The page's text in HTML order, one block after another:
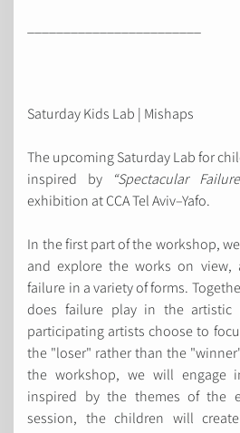
Saturday Kids Lab | Mishaps
The upcoming Saturday Lab for
inspired by
“Spectacular
exhibition at CCA Tel Aviv–Yafo.
In the first part of the workshop,
and explore the works on
failure in a variety of forms.
does failure play in the artistic
participating artists choose to
the "loser" rather than the
the workshop, we will engage
inspired by the themes of the
session, the children will